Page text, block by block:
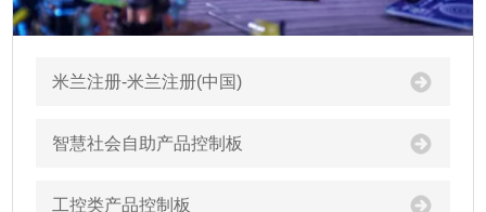
米兰注册-米兰注册(中国)
智慧社会自助产品控制板
工控类产品控制板